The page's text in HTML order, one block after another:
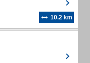
10.2 km